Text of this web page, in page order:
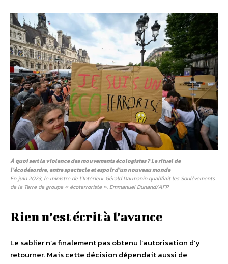
À quoi sert la violence des mouvements écologistes ? Le rituel de
l’écodésordre, entre spectacle et espoir d’un nouveau monde
En juin 2023, le ministre de l’Intérieur Gérald Darmanin qualifiait les Soulèvements
de la Terre de groupe « écoterroriste ». Emmanuel Dunand/AFP
Rien n’est écrit à l’avance
Le sablier n’a finalement pas obtenu l’autorisation d’y
retourner. Mais cette décision dépendait aussi de